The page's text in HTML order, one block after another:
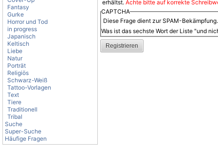
Fantasy
Gurke
Horror und Tod
in progress
Japanisch
Keltisch
Liebe
Natur
Porträt
Religiös
Schwarz-Weiß
Tattoo-Vorlagen
Text
Tiere
Traditionell
Tribal
Suche
Super-Suche
Häufige Fragen
erhältst. Achte bitte auf korrekte
CAPTCHA
Diese Frage dient zur SPAM-
Was ist das sechste Wort der Liste "und